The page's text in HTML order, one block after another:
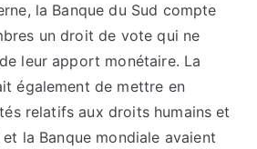
la Banque du Sud compte
un droit de vote qui ne
leur apport monétaire. La
également de mettre en
relatifs aux droits humains et
la Banque mondiale avaient